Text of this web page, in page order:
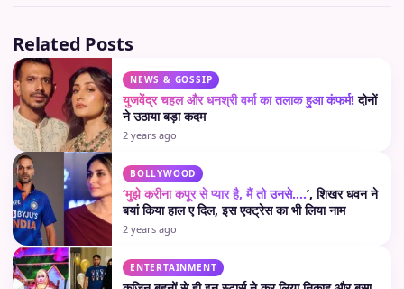
Related Posts
NEWS & GOSSIP
युजवेंद्र चहल और धनश्री वर्मा का तलाक हुआ कंफर्म!दोनों
ने उठाया बड़ा कदम
2 years ago
BOLLYWOOD
‘मुझे करीना कपूर से प्यार है, मैं तो उनसे….’, शिखर धवन ने
बयां किया हाल ए दिल, इस एक्ट्रेस का भी लिया नाम
2 years ago
ENTERTAINMENT